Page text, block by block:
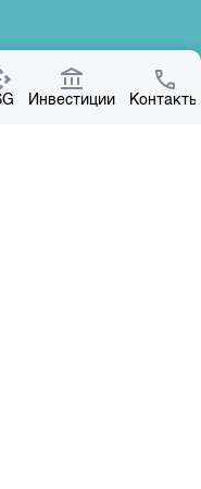
Инвестиции Контакты